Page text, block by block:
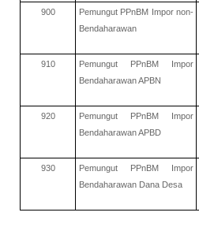
900
Pemungut PPnBM Impor non-
Bendaharawan
910
Pemungut PPnBM Impor
Bendaharawan APBN
920
Pemungut PPnBM Impor
Bendaharawan APBD
930
Pemungut PPnBM Impor
Bendaharawan Dana Desa